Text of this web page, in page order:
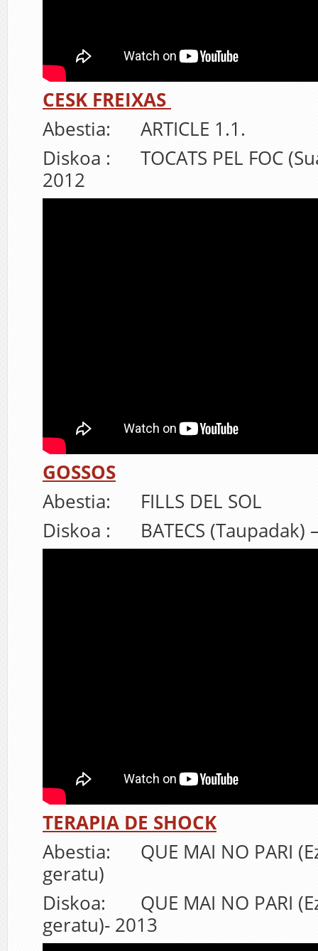
CESK FREIXAS
Abestia: ARTICLE 1.1.
Diskoa : TOCATS PEL FOC
2012
GOSSOS
Abestia: FILLS DEL SOL
Diskoa : BATECS (Taupadak)
TERAPIA DE SHOCK
Abestia: QUE MAI NO PARI
geratu)
Diskoa: QUE MAI NO PARI
geratu)- 2013